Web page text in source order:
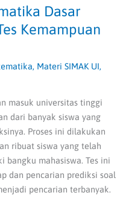
Dasar
Kemampuan
, Materi SIMAK UI,
masuk universitas tinggi
dari banyak siswa yang
Proses ini dilakukan
ribuat siswa yang telah
bangku mahasiswa. Tes ini
dan pencarian prediksi soal
pencarian terbanyak.